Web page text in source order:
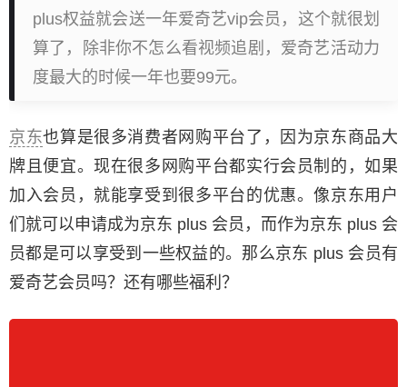
plus权益就会送一年爱奇艺vip会员，这个就很划
算了，除非你不怎么看视频追剧，爱奇艺活动力
度最大的时候一年也要99元。
京东也算是很多消费者网购平台了，因为京东商品大
牌且便宜。现在很多网购平台都实行会员制的，如果
加入会员，就能享受到很多平台的优惠。像京东用户
们就可以申请成为京东 plus 会员，而作为京东 plus 会
员都是可以享受到一些权益的。那么京东 plus 会员有
爱奇艺会员吗？还有哪些福利？